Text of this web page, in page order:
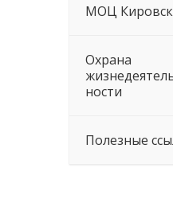
МОЦ
Охрана
ности
Полезные